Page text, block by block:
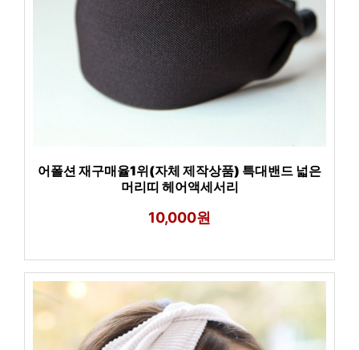
어폴션 재구매율1위(자체 제작상품) 특대밴드 넓은
머리띠 헤어액세서리
10,000원